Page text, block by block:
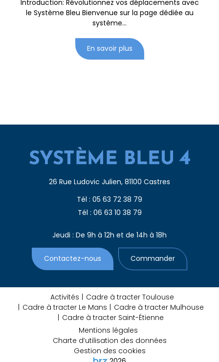
Introduction: Révolutionnez vos déplacements avec
le Système Bleu Bienvenue sur la page dédiée au
système...
En savoir plus
26 Rue Ludovic Julien, 81100 Castres
Tél : 05 63 72 38 79
Tél : 06 63 10 38 79
Jeudi : De 9h à 12h et de 14h à 18h
Contactez-nous Commander
Activités
Cadre à tracter Toulouse
Cadre à tracter Le Mans
Cadre à tracter Mulhouse
Cadre à tracter Saint-Étienne
Mentions légales
Charte d’utilisation des données
Gestion des cookies